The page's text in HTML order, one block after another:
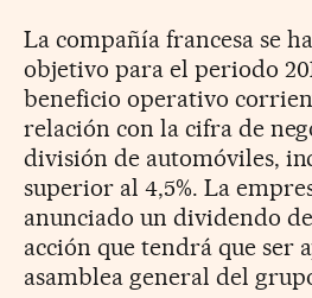
La compañía francesa se
objetivo para el periodo
beneficio operativo
relación con la cifra de
división de automóviles,
superior al 4,5%. La
anunciado un dividendo
acción que tendrá que ser
asamblea general del